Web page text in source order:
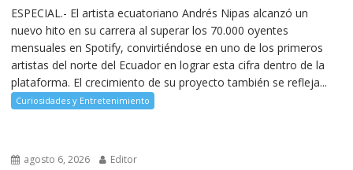
ESPECIAL.- El artista ecuatoriano Andrés Nipas alcanzó un
nuevo hito en su carrera al superar los 70.000 oyentes
mensuales en Spotify, convirtiéndose en uno de los primeros
artistas del norte del Ecuador en lograr esta cifra dentro de la
plataforma. El crecimiento de su proyecto también se refleja...
Curiosidades y Entretenimiento
agosto 6, 2026 Editor